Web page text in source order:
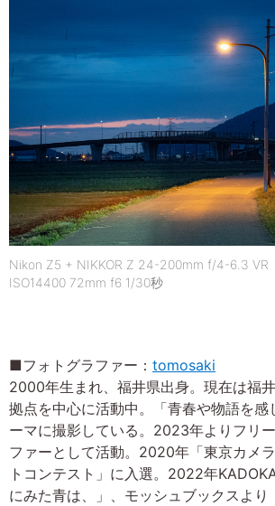
Nikon Z5 + NIKKOR Z 24-200mm f/4-6.3 VR
ISO14400 72mm f6 1/30秒
■フォトグラファー： tomosaki
2000年生まれ、福井県出身。現在は福
拠点を中心に活動中。「青春や物語を感
ーマに撮影している。2023年よりフリ
ファーとして活動。2020年「東京カメ
トコンテスト」に入選。2022年
にみた青は、」、モッシュブックスより